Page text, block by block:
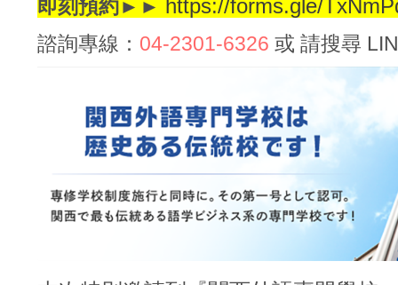
即刻預約►► https://forms.gle/
諮詢專線： 04-2301-6326 或 請搜尋